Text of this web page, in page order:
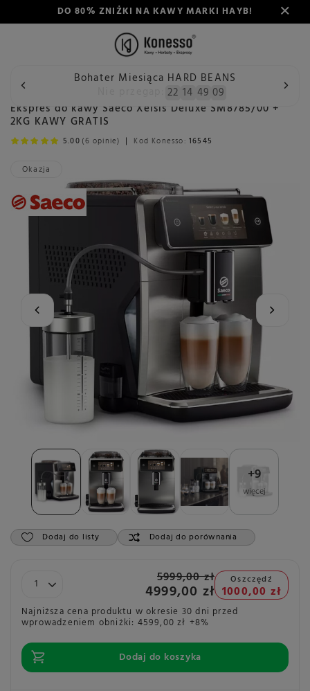
DO 80% ZNIŻKI NA KAWY MARKI HAYB!
Bohater Miesiąca HARD BEANS
22 14 49 07
Wstecz Konesso Ekspresy do kawy Producent Saeco
+9
więcej
Okazja
Ekspres do kawy Saeco Xelsis Deluxe SM8785/00 +
2KG KAWY GRATIS
5.00 (6 opinie) Kod Konesso: 16545
Dodaj do listy Dodaj do porównania
5999,00 zł
4999,00 zł
Oszczędź
1000,00 zł
Najniższa cena produktu w okresie 30 dni przed
wprowadzeniem obniżki: 4599,00 zł +8%
Dodaj do koszyka